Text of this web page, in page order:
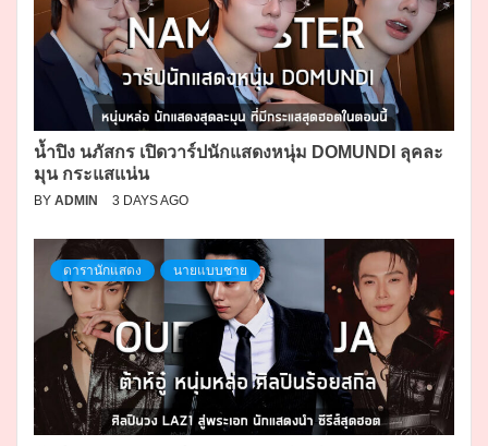
น้ำปิง นภัสกร เปิดวาร์ปนักแสดงหนุ่ม DOMUNDI ลุคละ
มุน กระแสแน่น
BY ADMIN 3 DAYS AGO
ดารานักแสดง นายแบบชาย